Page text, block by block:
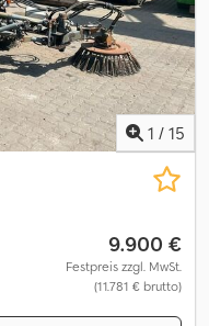
= Wenden
zu erhalten.
1 / 15
9.900 €
Festpreis zzgl. MwSt.
(11.781 € brutto)